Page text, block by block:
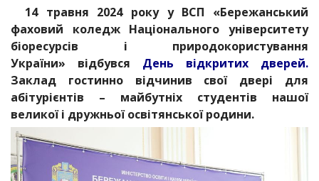
14 травня 2024 року у ВСП «Бережанський
фаховий коледж Національного університету
біоресурсів і природокористування
України» відбувся День відкритих дверей.
Заклад гостинно відчинив свої двері для
абітурієнтів – майбутніх студентів нашої
великої і дружньої освітянської родини.